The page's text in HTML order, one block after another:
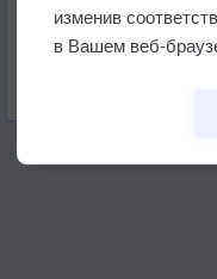
Изменение
изменив
в Вашем веб-